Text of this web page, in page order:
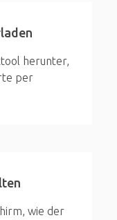
herunter,
per
wie der